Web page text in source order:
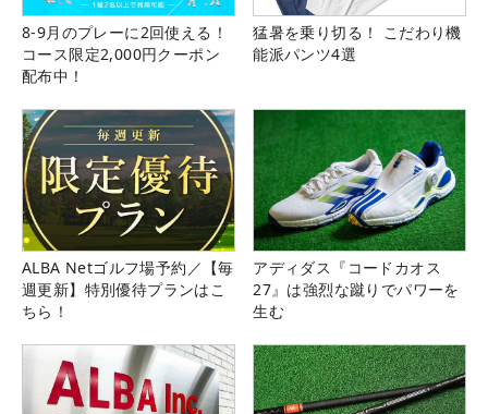
8-9月のプレーに2回使える！
コース限定2,000円クーポン
配布中！
猛暑を乗り切る！ こだわり機
能派パンツ4選
ALBA Netゴルフ場予約／【毎
週更新】特別優待プランはこ
ちら！
アディダス『コードカオス
27』は強烈な蹴りでパワーを
生む